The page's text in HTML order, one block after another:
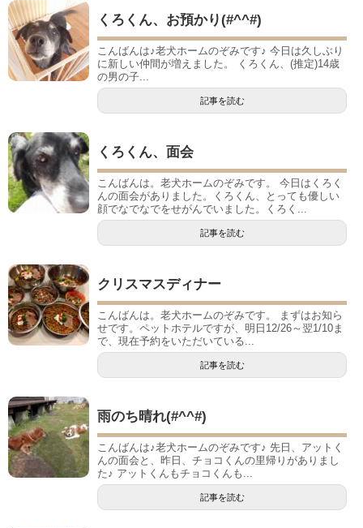
くろくん、お預かり(#^^#)
こんばんは♪老犬ホームのぞみです♪ 今日は久しぶり
に新しい仲間が増えました。 くろくん、(推定)14歳
の男の子...
記事を読む
くろくん、面会
こんばんは。老犬ホームのぞみです。 今日はくろく
んの面会がありました。くろくん、とっても優しい
顔でなでなでをせがんでいました。くろく...
記事を読む
クリスマスディナー
こんばんは。老犬ホームのぞみです。 まずはお知ら
せです。ペットホテルですが、明日12/26～翌1/10ま
で、現在予約をいただいている...
記事を読む
雨のち晴れ(#^^#)
こんばんは♪老犬ホームのぞみです♪ 先日、アットく
んの面会と、昨日、チョコくんの里帰りがありまし
た♪ アットくんもチョコくんも...
記事を読む